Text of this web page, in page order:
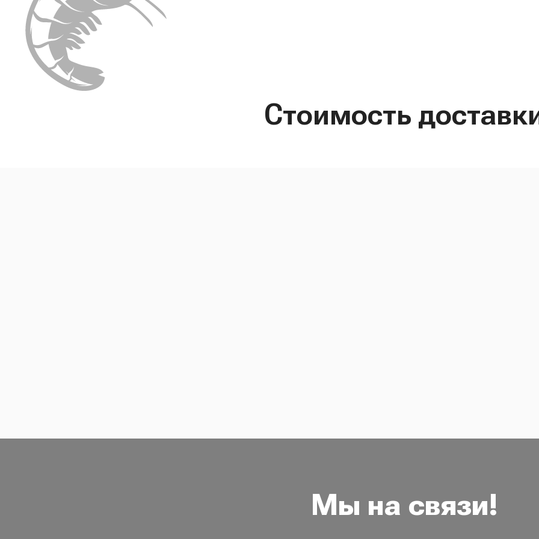
Стоимость
Мы на связи!